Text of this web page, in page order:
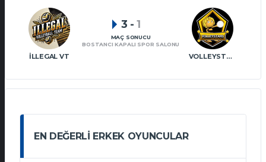
İLLEGAL VT VOLLEYSTARS VT
3 - 1
MAÇ SONUCU
BOSTANCI KAPALI SPOR SALONU
EN DEĞERLI ERKEK OYUNCULAR